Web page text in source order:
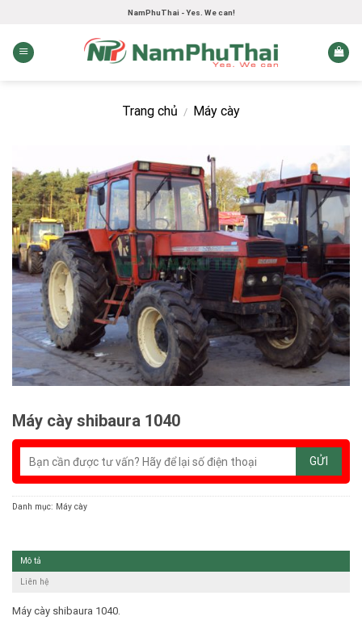
content
NamPhuThai - Yes. We can!
Trang chủ / Máy cày
Máy cày shibaura 1040
Danh mục: Máy cày
Mô tả
Liên hệ
Máy cày shibaura 1040.